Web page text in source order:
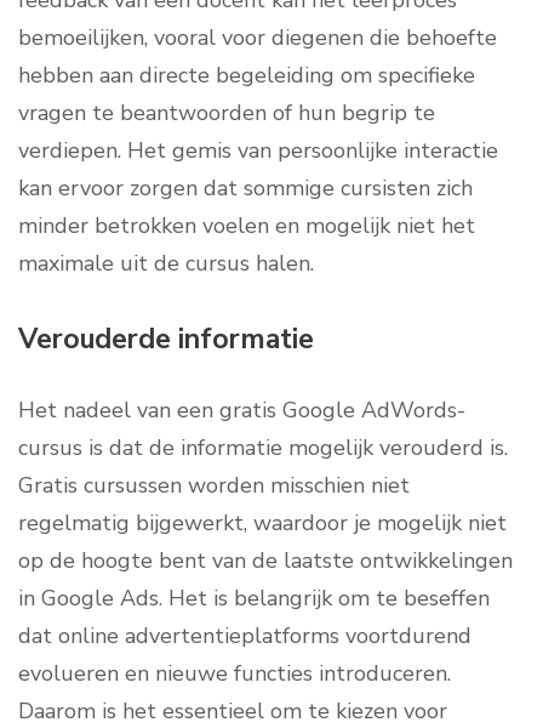
bemoeilijken, vooral voor diegenen die behoefte
hebben aan directe begeleiding om specifieke
vragen te beantwoorden of hun begrip te
verdiepen. Het gemis van persoonlijke interactie
kan ervoor zorgen dat sommige cursisten zich
minder betrokken voelen en mogelijk niet het
maximale uit de cursus halen.
Verouderde informatie
Het nadeel van een gratis Google AdWords-
cursus is dat de informatie mogelijk verouderd is.
Gratis cursussen worden misschien niet
regelmatig bijgewerkt, waardoor je mogelijk niet
op de hoogte bent van de laatste ontwikkelingen
in Google Ads. Het is belangrijk om te beseffen
dat online advertentieplatforms voortdurend
evolueren en nieuwe functies introduceren.
Daarom is het essentieel om te kiezen voor